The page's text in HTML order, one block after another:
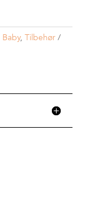
Baby, Tilbehør